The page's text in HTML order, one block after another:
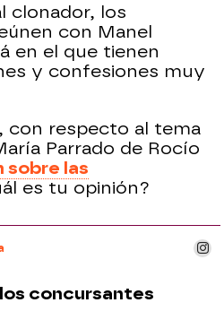
clonador, los
con Manel
en el que tienen
y confesiones muy
con respecto al tema
Parrado de Rocío
las
es tu opinión?
concursantes